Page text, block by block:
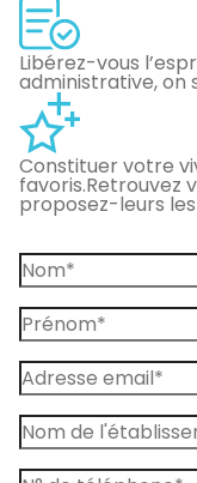
Libérez-vous
administrative, on
Constituer votre
favoris.Retrouvez
proposez-leurs